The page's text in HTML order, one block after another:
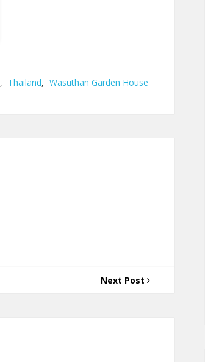
, Thailand, Wasuthan Garden House
Next Post